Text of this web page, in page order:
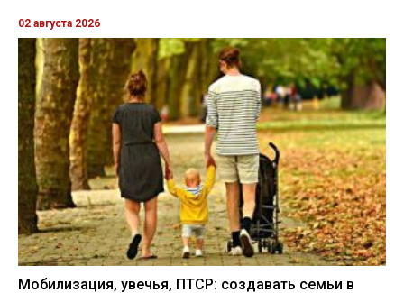
02 августа 2026
Мобилизация, увечья, ПТСР: создавать семьи в